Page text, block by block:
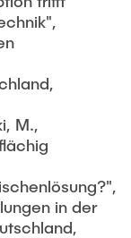
M.,
in der